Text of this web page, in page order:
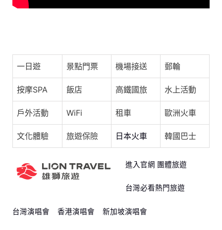
一日遊 景點門票 機場接送 郵輪
按摩SPA 飯店 高鐵國旅 水上活動
戶外活動 WiFi 租車 歐洲火車
文化體驗 旅遊保險 日本火車 韓國巴士
進入官網 團體旅遊
台灣必看熱門旅遊
台灣演唱會 香港演唱會 新加坡演唱會